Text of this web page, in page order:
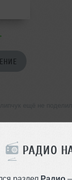
РАДИО
раздел Радио